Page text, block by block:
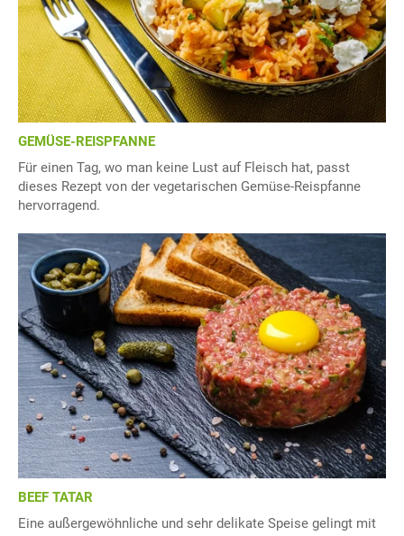
GEMÜSE-REISPFANNE
Für einen Tag, wo man keine Lust auf Fleisch hat, passt
dieses Rezept von der vegetarischen Gemüse-Reispfanne
hervorragend.
BEEF TATAR
Eine außergewöhnliche und sehr delikate Speise gelingt mit